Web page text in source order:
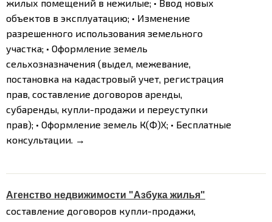
жилых помещений в нежилые; • Ввод новых
объектов в эксплуатацию; • Изменение
разрешенного использования земельного
участка; • Оформление земель
сельхозназначения (выдел, межевание,
постановка на кадастровый учет, регистрация
прав, составление договоров аренды,
субаренды, купли-продажи и переуступки
прав); • Оформление земель К(Ф)Х; • Бесплатные
консультации. →
Агенство недвижимости "Азбука жилья"
составление договоров купли-продажи,